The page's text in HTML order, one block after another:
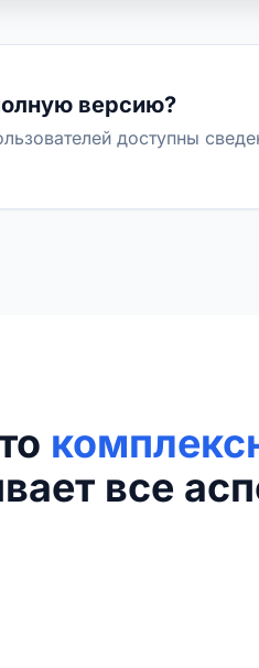
версию?
доступны
все